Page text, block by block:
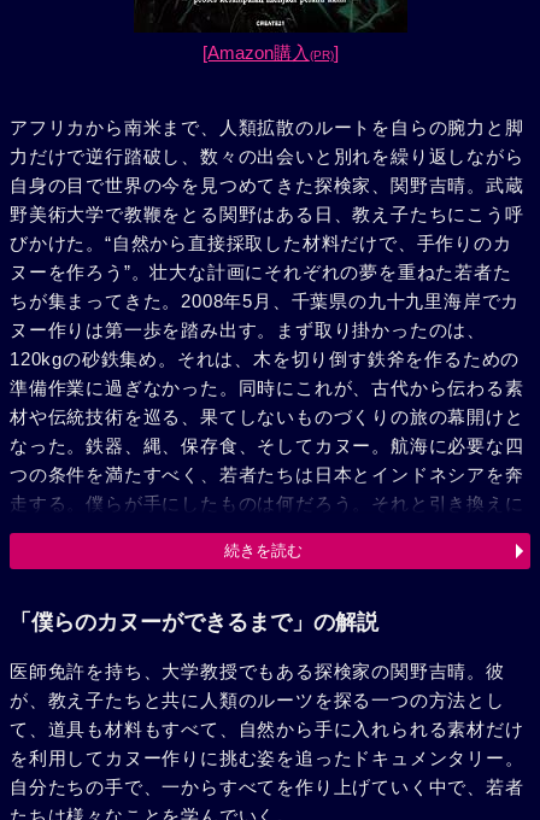
[Amazon購入 (PR)]
アフリカから南米まで、人類拡散のルートを自らの腕力と脚
力だけで逆行踏破し、数々の出会いと別れを繰り返しながら
自身の目で世界の今を見つめてきた探検家、関野吉晴。武蔵
野美術大学で教鞭をとる関野はある日、教え子たちにこう呼
びかけた。“自然から直接採取した材料だけで、手作りのカ
ヌーを作ろう”。壮大な計画にそれぞれの夢を重ねた若者た
ちが集まってきた。2008年5月、千葉県の九十九里海岸でカ
ヌー作りは第一歩を踏み出す。まず取り掛かったのは、
120kgの砂鉄集め。それは、木を切り倒す鉄斧を作るための
準備作業に過ぎなかった。同時にこれが、古代から伝わる素
材や伝統技術を巡る、果てしないものづくりの旅の幕開けと
なった。鉄器、縄、保存食、そしてカヌー。航海に必要な四
つの条件を満たすべく、若者たちは日本とインドネシアを奔
走する。僕らが手にしたものは何だろう。それと引き換えに
失ってきたものとは。“つくる”ことを通して得られる幾多の
気づき。カメラは現在と未来を模索する若者たちの奮闘を追
続きを読む
「僕らのカヌーができるまで」の解説
医師免許を持ち、大学教授でもある探検家の関野吉晴。彼
が、教え子たちと共に人類のルーツを探る一つの方法とし
て、道具も材料もすべて、自然から手に入れられる素材だけ
を利用してカヌー作りに挑む姿を追ったドキュメンタリー。
自分たちの手で、一からすべてを作り上げていく中で、若者